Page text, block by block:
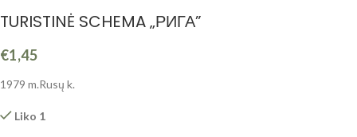
TURISTINĖ SCHEMA „РИГА”
€1,45
1979 m.Rusų k.
Liko 1